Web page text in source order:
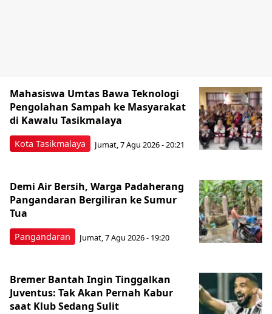
Kota Tasikmalaya
Mahasiswa Umtas Bawa Teknologi
Pengolahan Sampah ke Masyarakat
di Kawalu Tasikmalaya
Jumat, 7 Agu 2026 - 20:21
Pangandaran
Demi Air Bersih, Warga Padaherang
Pangandaran Bergiliran ke Sumur
Tua
Jumat, 7 Agu 2026 - 19:20
Bremer Bantah Ingin Tinggalkan
Juventus: Tak Akan Pernah Kabur
saat Klub Sedang Sulit